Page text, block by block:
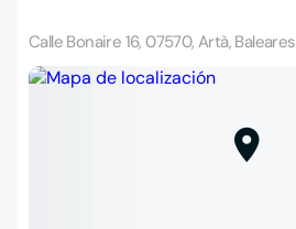
Calle Bonaire 16, 07570, Artà, Baleares